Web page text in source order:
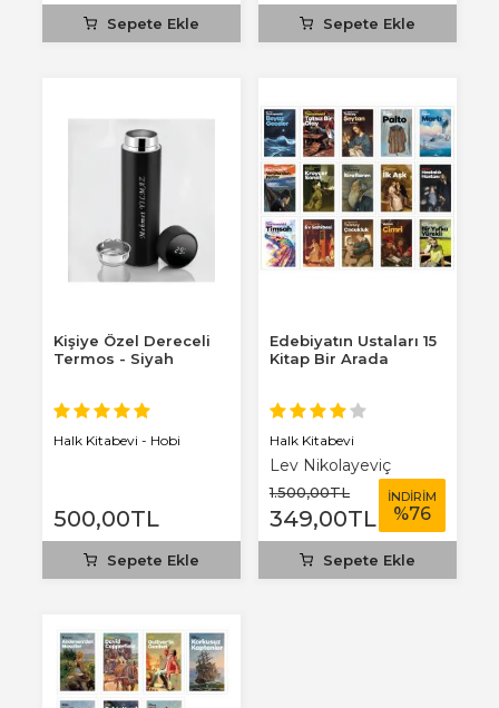
Sepete Ekle Sepete Ekle
Kişiye Özel Dereceli
Termos - Siyah
Halk Kitabevi - Hobi
500,00TL
Sepete Ekle
Edebiyatın Ustaları 15
Kitap Bir Arada
Halk Kitabevi
Lev Nikolayeviç
Tolstoy
1.500,00TL
349,00TL
İNDİRİM
%76
Sepete Ekle